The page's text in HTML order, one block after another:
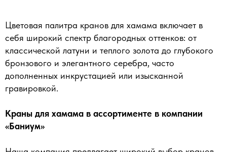
Цветовая палитра кранов для хамама включает в
себя широкий спектр благородных оттенков: от
классической латуни и теплого золота до глубокого
бронзового и элегантного серебра, часто
дополненных инкрустацией или изысканной
гравировкой.
Краны для хамама в ассортименте в компании
«Баниум»